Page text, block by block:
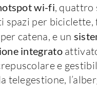
wi-fi, quattro
spazi per
catena, e un
integrato
e
telegestione,